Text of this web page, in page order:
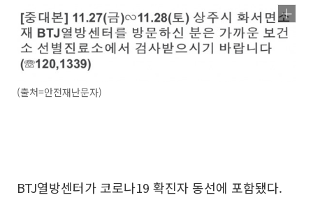
(출처=안전재난문자)
BTJ열방센터가 코로나19 확진자 동선에 포함됐다.